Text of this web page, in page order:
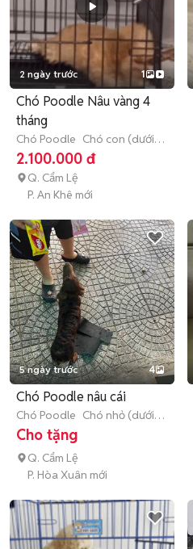
2 ngày trước 1
Chó Poodle Nâu vàng 4
tháng
Chó Poodle Chó con (dưới 3
tháng tuổi)
2.100.000 đ
Q. Cẩm Lệ
P. An Khê mới
5 ngày trước 4
Chó Poodle nâu cái
Chó Poodle Chó nhỏ (dưới 1
năm tuổi)
Cho tặng
Q. Cẩm Lệ
P. Hòa Xuân mới